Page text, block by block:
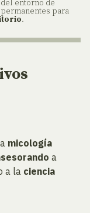
entorno de
permanentes para
.
micología
a
a la ciencia